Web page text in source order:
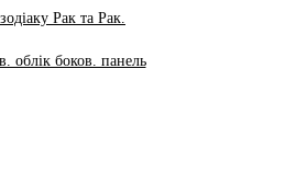
Рак та Рак.